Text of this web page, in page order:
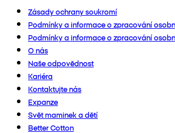
Zásady ochrany soukromí
Podmínky a informace o zpracování
Podmínky a informace o zpracování
O nás
Naše odpovědnost
Kariéra
Kontaktujte nás
Expanze
Svět maminek a dětí
Better Cotton